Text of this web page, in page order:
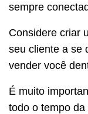
sempre
Considere criar
seu cliente a se
vender você
É muito
todo o tempo